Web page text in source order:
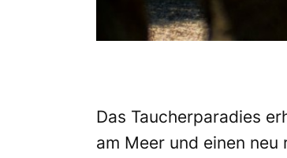
Das Taucherparadies
am Meer und einen